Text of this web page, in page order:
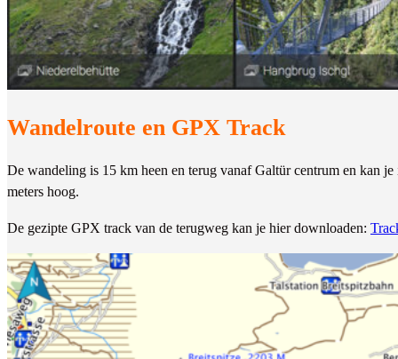
Wandelroute en GPX Track
De wandeling is 15 km heen en terug vanaf Galtür centrum en kan
meters hoog.
De gezipte GPX track van de terugweg kan je hier downloaden: